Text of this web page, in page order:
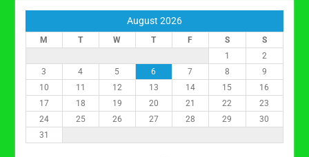
August 2026
M T W T F S
S
1
2
3
4 5 6 7 8
9
10
11 12 13 14 15
16
17
18 19 20 21 22
23
24
25 26 27 28 29
30
31